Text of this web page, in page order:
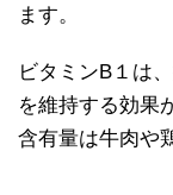
ます。
ビタミンB１は
を維持する効果
含有量は牛肉や